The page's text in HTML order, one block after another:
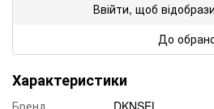
Ввійти, щоб
До
Характеристики
Бренд
DKNSEL